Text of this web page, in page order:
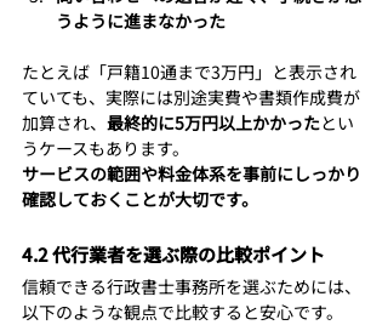
うように進まなかった
たとえば「戸籍10通まで3万円」と表示され
ていても、実際には別途実費や書類作成費が
加算され、 最終的に5万円以上かかったとい
うケースもあります。
サービスの範囲や料金体系を事前にしっかり
確認しておくことが大切です。
4.2 代行業者を選ぶ際の比較ポイント
信頼できる行政書士事務所を選ぶためには、
以下のような観点で比較すると安心です。